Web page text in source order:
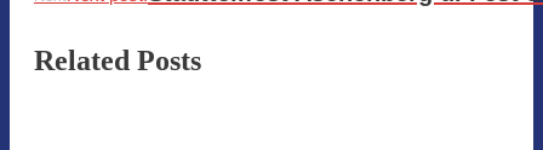
Related Posts